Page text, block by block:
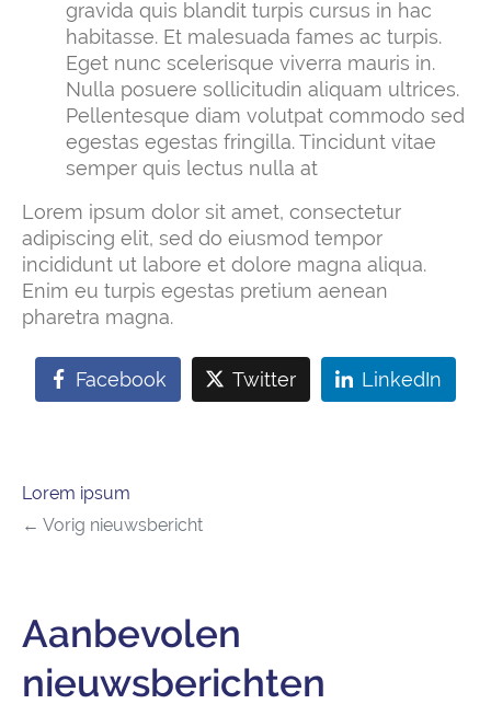
gravida quis blandit turpis cursus in hac
habitasse. Et malesuada fames ac turpis.
Eget nunc scelerisque viverra mauris in.
Nulla posuere sollicitudin aliquam ultrices.
Pellentesque diam volutpat commodo sed
egestas egestas fringilla. Tincidunt vitae
semper quis lectus nulla at
Lorem ipsum dolor sit amet, consectetur
adipiscing elit, sed do eiusmod tempor
incididunt ut labore et dolore magna aliqua.
Enim eu turpis egestas pretium aenean
pharetra magna.
Facebook Twitter LinkedIn
Lorem ipsum
Vorig nieuwsbericht
Aanbevolen
nieuwsberichten